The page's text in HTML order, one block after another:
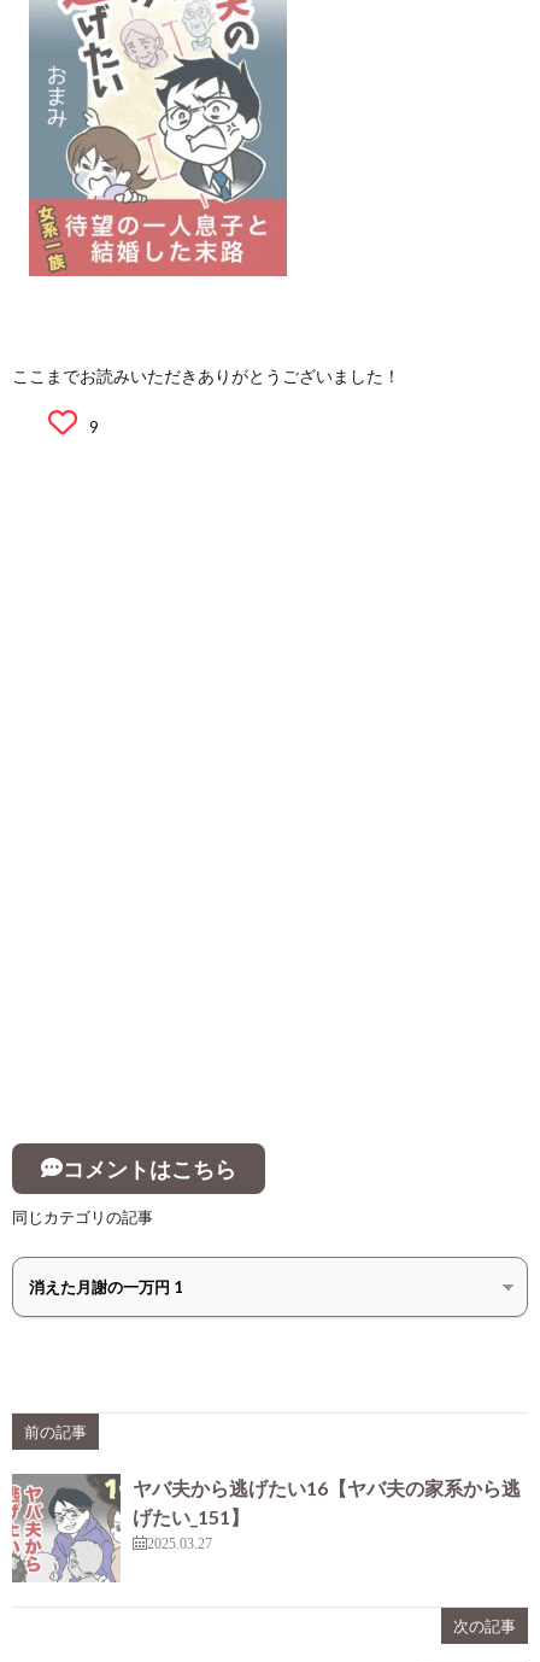
ここまでお読みいただきありがとうございました！
9
コメントはこちら
同じカテゴリの記事
前の記事
ヤバ夫から逃げたい16【ヤバ夫の家系から逃
げたい_151】
2025.03.27
次の記事